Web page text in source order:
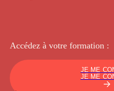
Accédez à votre formation :
JE ME
JE ME